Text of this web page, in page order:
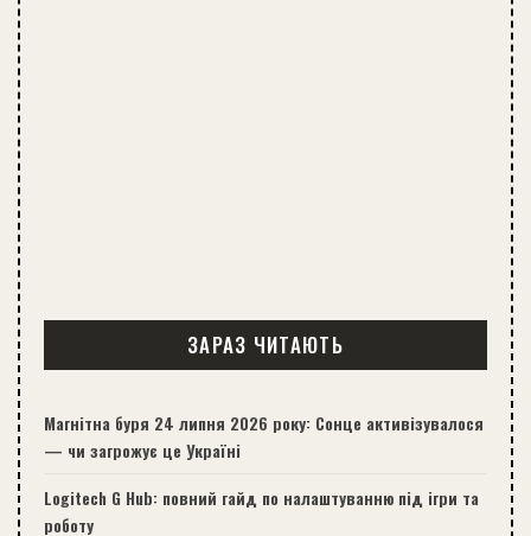
ЗАРАЗ ЧИТАЮТЬ
Магнітна буря 24 липня 2026 року: Сонце активізувалося
— чи загрожує це Україні
Logitech G Hub: повний гайд по налаштуванню під ігри та
роботу